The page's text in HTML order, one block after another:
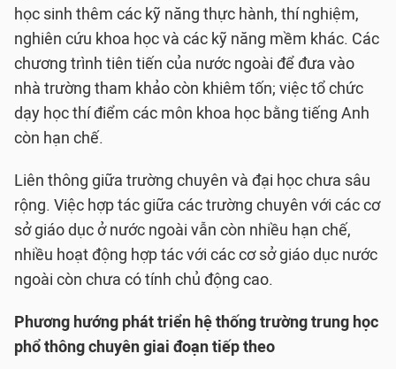
học sinh thêm các kỹ năng thực hành, thí nghiệm,
nghiên cứu khoa học và các kỹ năng mềm khác. Các
chương trình tiên tiến của nước ngoài để đưa vào
nhà trường tham khảo còn khiêm tốn; việc tổ chức
dạy học thí điểm các môn khoa học bằng tiếng Anh
còn hạn chế.
Liên thông giữa trường chuyên và đại học chưa sâu
rộng. Việc hợp tác giữa các trường chuyên với các cơ
sở giáo dục ở nước ngoài vẫn còn nhiều hạn chế,
nhiều hoạt động hợp tác với các cơ sở giáo dục nước
ngoài còn chưa có tính chủ động cao.
Phương hướng phát triển hệ thống trường trung học
phổ thông chuyên giai đoạn tiếp theo